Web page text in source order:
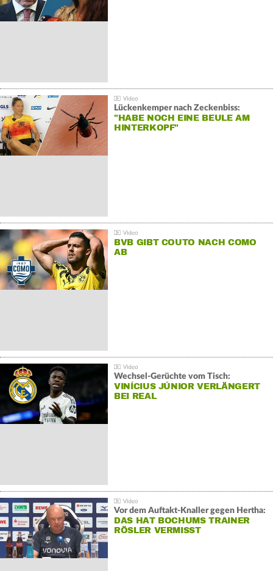
Lückenkemper nach Zeckenbiss:
"HABE NOCH EINE BEULE AM
HINTERKOPF"
BVB GIBT COUTO NACH COMO
AB
Wechsel-Gerüchte vom Tisch:
VINÍCIUS JÚNIOR VERLÄNGERT
BEI REAL
Vor dem Auftakt-Knaller gegen Hertha:
DAS HAT BOCHUMS TRAINER
RÖSLER VERMISST